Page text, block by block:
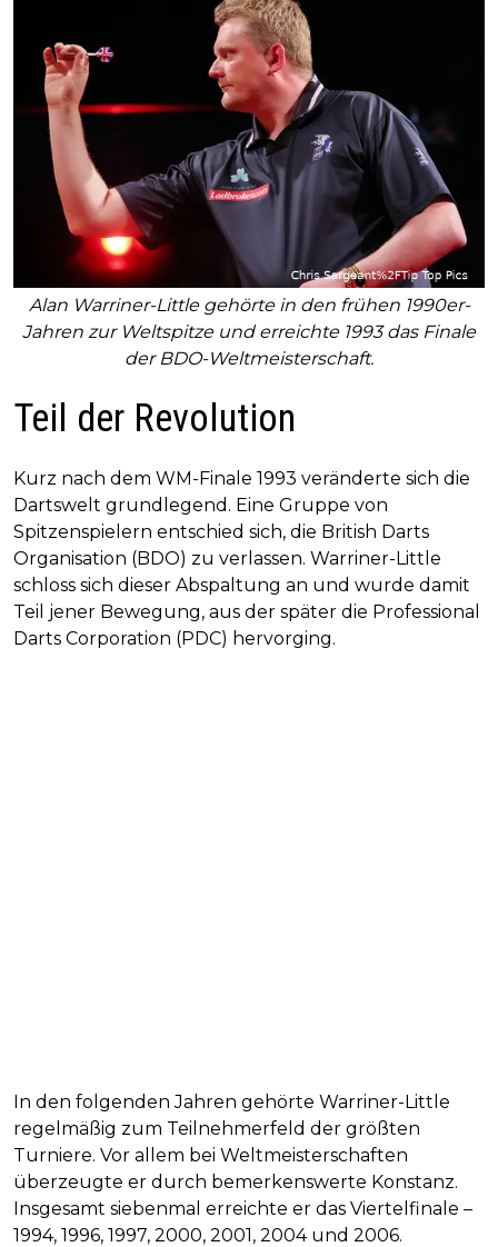
Alan Warriner-Little gehörte in den frühen 1990er-
Jahren zur Weltspitze und erreichte 1993 das Finale
der BDO-Weltmeisterschaft.
Teil der Revolution
Kurz nach dem WM-Finale 1993 veränderte sich die
Dartswelt grundlegend. Eine Gruppe von
Spitzenspielern entschied sich, die British Darts
Organisation (BDO) zu verlassen. Warriner-Little
schloss sich dieser Abspaltung an und wurde damit
Teil jener Bewegung, aus der später die Professional
Darts Corporation (PDC) hervorging.
In den folgenden Jahren gehörte Warriner-Little
regelmäßig zum Teilnehmerfeld der größten
Turniere. Vor allem bei Weltmeisterschaften
überzeugte er durch bemerkenswerte Konstanz.
Insgesamt siebenmal erreichte er das Viertelfinale –
1994, 1996, 1997, 2000, 2001, 2004 und 2006.